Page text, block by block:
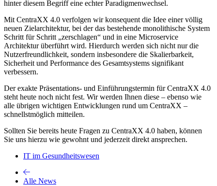
hinter diesem Begriff eine echter Paradigmenwechsel.
Mit CentraXX 4.0 verfolgen wir konsequent die Idee einer völlig
neuen Zielarchitektur, bei der das bestehende monolithische System
Schritt für Schritt „zerschlagen“ und in eine Microservice
Architektur überführt wird. Hierdurch werden sich nicht nur die
Nutzerfreundlichkeit, sondern insbesondere die Skalierbarkeit,
Sicherheit und Performance des Gesamtsystems signifikant
verbessern.
Der exakte Präsentations- und Einführungstermin für CentraXX 4.0
steht heute noch nicht fest. Wir werden Ihnen diese – ebenso wie
alle übrigen wichtigen Entwicklungen rund um CentraXX –
schnellstmöglich mitteilen.
Sollten Sie bereits heute Fragen zu CentraXX 4.0 haben, können
Sie uns hierzu wie gewohnt und jederzeit direkt ansprechen.
IT im Gesundheitswesen
Alle News